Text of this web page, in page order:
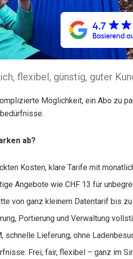
flexibel, günstig, guter
Möglichkeit, ein Abo zu
ab?
Kosten, klare Tarife mit
Angebote wie CHF 13 für
von ganz kleinem Datentarif bis
Portierung und Verwaltung
schnelle Lieferung, ohne
Frei, fair, flexibel – ganz im